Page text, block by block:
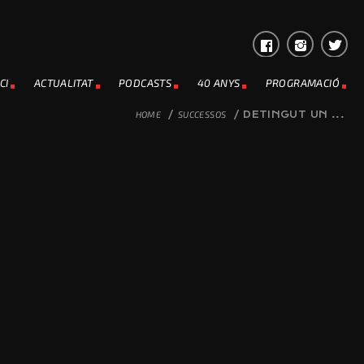
ACTUALITAT PODCASTS 40 ANYS PROGRAMACIÓ
HOME / SUCCESSOS / DETINGUT UN ...